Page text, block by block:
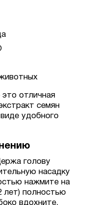
отличная
семян
удобного
голову
насадку
нажмите на
лет) полностью
вдохните.